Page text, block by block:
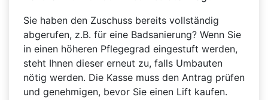
Sie haben den Zuschuss bereits vollständig
abgerufen, z.B. für eine Badsanierung? Wenn Sie
in einen höheren Pflegegrad eingestuft werden,
steht Ihnen dieser erneut zu, falls Umbauten
nötig werden. Die Kasse muss den Antrag prüfen
und genehmigen, bevor Sie einen Lift kaufen.